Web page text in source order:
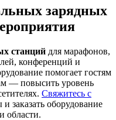
зарядных
станций для марафонов,
конференций и
помогает гостям
— повысить уровень
Свяжитесь с
заказать оборудование
области.